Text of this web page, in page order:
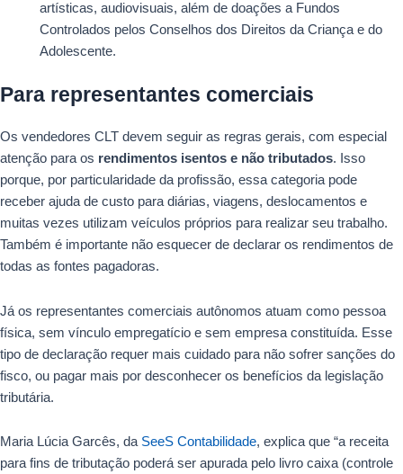
artísticas, audiovisuais, além de doações a Fundos
Controlados pelos Conselhos dos Direitos da Criança e do
Adolescente.
Para representantes comerciais
Os vendedores CLT devem seguir as regras gerais, com especial
atenção para os rendimentos isentos e não tributados. Isso
porque, por particularidade da profissão, essa categoria pode
receber ajuda de custo para diárias, viagens, deslocamentos e
muitas vezes utilizam veículos próprios para realizar seu trabalho.
Também é importante não esquecer de declarar os rendimentos de
todas as fontes pagadoras.
Já os representantes comerciais autônomos atuam como pessoa
física, sem vínculo empregatício e sem empresa constituída. Esse
tipo de declaração requer mais cuidado para não sofrer sanções do
fisco, ou pagar mais por desconhecer os benefícios da legislação
tributária.
Maria Lúcia Garcês, da SeeS Contabilidade, explica que “a receita
para fins de tributação poderá ser apurada pelo livro caixa (controle